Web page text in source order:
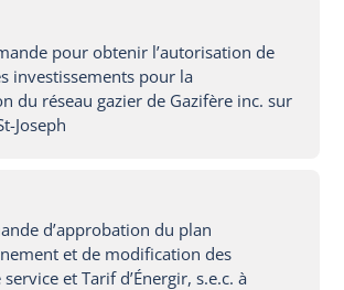
pour obtenir l’autorisation de
investissements pour la
du réseau gazier de Gazifère inc. sur
Joseph
d’approbation du plan
et de modification des
et Tarif d’Énergir, s.e.c. à